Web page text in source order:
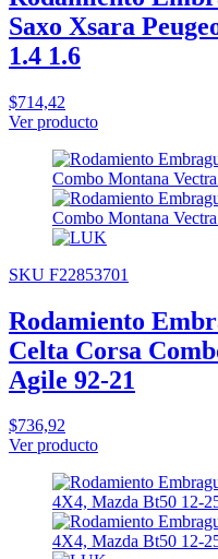
Saxo Xsara
1.4 1.6
$714,42
Ver producto
SKU F22853701
Rodamiento
Celta Corsa
Agile 92-21
$736,92
Ver producto